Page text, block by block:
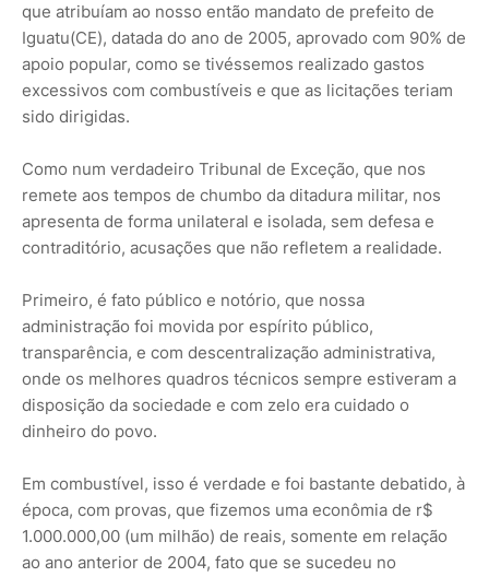
que atribuíam ao nosso então mandato de prefeito de
Iguatu(CE), datada do ano de 2005, aprovado com 90% de
apoio popular, como se tivéssemos realizado gastos
excessivos com combustíveis e que as licitações teriam
sido dirigidas.
Como num verdadeiro Tribunal de Exceção, que nos
remete aos tempos de chumbo da ditadura militar, nos
apresenta de forma unilateral e isolada, sem defesa e
contraditório, acusações que não refletem a realidade.
Primeiro, é fato público e notório, que nossa
administração foi movida por espírito público,
transparência, e com descentralização administrativa,
onde os melhores quadros técnicos sempre estiveram a
disposição da sociedade e com zelo era cuidado o
dinheiro do povo.
Em combustível, isso é verdade e foi bastante debatido, à
época, com provas, que fizemos uma econômia de r$
1.000.000,00 (um milhão) de reais, somente em relação
ao ano anterior de 2004, fato que se sucedeu no